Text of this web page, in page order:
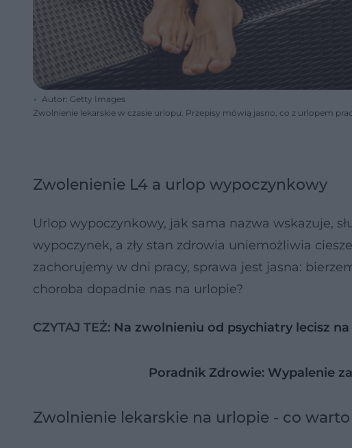
Autor: Getty Images
Zwolnienie lekarskie w czasie urlopu. Przepisy mówią jasno, co z urlopem
Zwolenienie L4 a urlop wypoczynkowy
Urlop wypoczynkowy, jak sama nazwa wskazuje,
wypoczynek, a zły stan zdrowia uniemożliwia
zachorujemy w dni pracy, sprawa jest jasna:
choroba dopadnie nas na urlopie?
CZYTAJ TEŻ: Na zwolnieniu od psychiatry lecisz
Poradnik Zdrowie: Wypalenie
Zwolnienie lekarskie na urlopie - co